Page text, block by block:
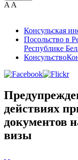
A A
Консульская
Посольство в
Республике
Консульство
действиях
документов
визы